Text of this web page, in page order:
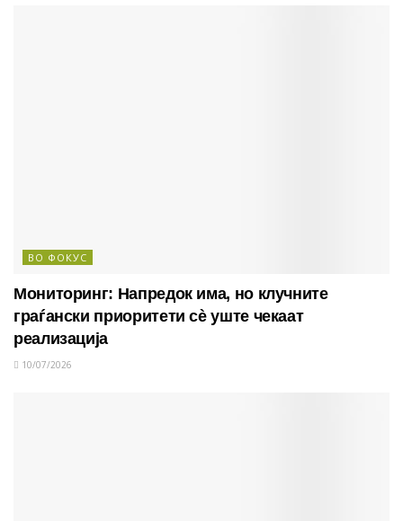
ВО ФОКУС
Мониторинг: Напредок има, но клучните
граѓански приоритети сè уште чекаат
реализација
10/07/2026